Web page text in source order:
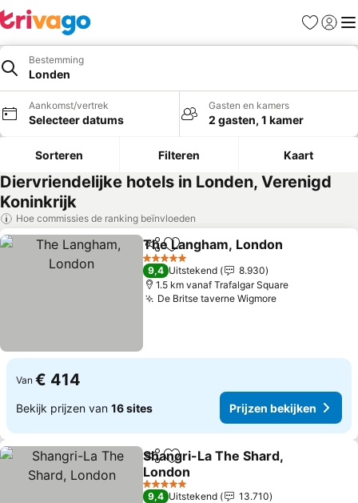
Favorieten
Bestemming
Londen
Aankomst/vertrek
Selecteer datums
Gasten en kamers
2 gasten, 1 kamer
Sorteren Filteren Kaart
Diervriendelijke hotels in Londen, Verenigd
Koninkrijk
Hoe commissies de ranking beïnvloeden
DelenToevoegen aan favorieten
The Langham, London
5 Sterren
9,4 Uitstekend
8.930
1.5 km vanaf Trafalgar Square
De Britse taverne WigmorePrijzen
Van € 414
Bekijk prijzen van 16 sites Prijzen bekijken
DelenToevoegen aan favorieten
Shangri-La The Shard,
London
Prijzen bekijken
5 Sterren
9,4 Uitstekend
13.710